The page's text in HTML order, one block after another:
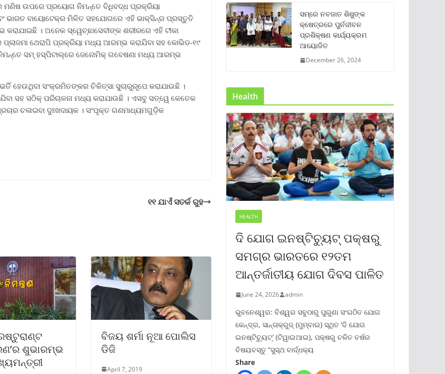
ମଣିଷ ଉପରେ ପ୍ରୟୋଗ ନିମନ୍ତେ ବିଧିବଦ୍ଧ ପ୍ରକ୍ରିୟା
ବାୟୋଟେକ୍ର ମିଳିତ ସହଯୋଗରେ ଏହି ଭାକ୍ସିନ୍ର ପ୍ରସ୍ତୁତି
। ଅନେକ ସ୍ୱେଚ୍ଛାସେବୀଙ୍କ ଶରୀରରେ ଏହି ଟୀକା
ଥେରାପି ପ୍ରକ୍ରିୟା ମଧ୍ୟ ଆରମ୍ଭ କରାଯିବା ସହ କୋଭିଡ-୧୯
ନିମନ୍ତେ ସମ୍ ହସ୍ପିଟାଲ୍ରେ ଜେନୋମିକ୍ ଗବେଷଣା ମଧ୍ୟ ଆରମ୍ଭ
ହେଉଥିବା ସଂକ୍ରମିତଙ୍କର ଚିକିତ୍ସା ସୁଚାରୁରୂପେ କରାଯାଉଛି ।
ସହ ସଠିକ୍ ପରିଚାଳନା ମଧ୍ୟ କରାଯାଉଛି । ଏସବୁ ସତ୍ୱେ କେତେକ
ଚଳାଇବା ଦୁଃଖଦାୟକ । ସଂପୃକ୍ତ ଗଣମାଧ୍ୟମଗୁଡ଼ିକ
୧୧ ଯାଏଁ ସତର୍କ ରୁହ
ଶୁଭାରମ୍ଭ
ବିଜୟ ଶର୍ମା ନୂଆ ପୋଲିସ
ଡିଜି
April 7, 2019
ସମ୍‌ରେ ନବଜାତ ଶିଶୁଙ୍କ
କ୍ଷେତ୍ରରେ ପୁର୍ନଜୀବନ
ପ୍ରଶିକ୍ଷଣ କାର୍ଯ୍ୟକ୍ରମ
ଆୟୋଜିତ
December 26, 2024
Health
HEALTH
ଦି ଯୋଗ ଇନଷ୍ଟିଚ୍ୟୁଟ୍ ପକ୍ଷରୁ
ସମଗ୍ର ଭାରତରେ ୧୨ତମ
ଆନ୍ତର୍ଜାତୀୟ ଯୋଗ ଦିବସ ପାଳିତ
June 24, 2026 admin
ଭୁବନେଶ୍ୱର: ବିଶ୍ୱର ସବୁଠାରୁ ପୁରୁଣା ସଂଗଠିତ ଯୋଗ
କେନ୍ଦ୍ର, ସାନ୍ତାକ୍ରୁଜ୍ (ମୁମ୍ବାଇ) ସ୍ଥିତ ‘ଦି ଯୋଗ
ଇନଷ୍ଟିଚ୍ୟୁଟ୍‌’ (ଟିୱାଇଆଇ), ପକ୍ଷରୁ ଚଳିତ ବର୍ଷର
ବିଷୟବସ୍ତୁ “ସୁସ୍ଥ ବାର୍ଦ୍ଧକ୍ୟ
Share